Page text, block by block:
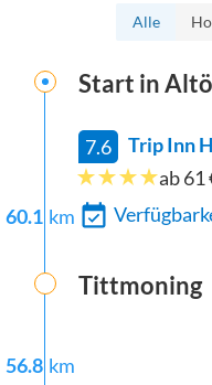
Alle
Start in
7.6
Trip Inn
ab 61
60.1 km
Tittmoning
56.8 km